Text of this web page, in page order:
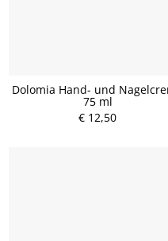
Dolomia Hand- und
75 ml
€ 12,50